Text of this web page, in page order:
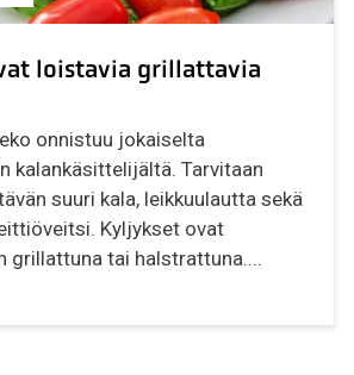
loistavia grillattavia
onnistuu jokaiselta
kalankäsittelijältä. Tarvitaan
suuri kala, leikkuulautta sekä
Kyljykset ovat
grillattuna tai halstrattuna....